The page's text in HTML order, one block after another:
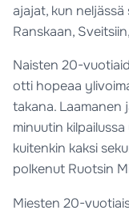
ajajat, kun
Ranskaan,
Naisten 20-
otti hopeaa
takana. Laamanen
minuutin
kuitenkin kaksi
polkenut Ruotsin
Miesten 20-